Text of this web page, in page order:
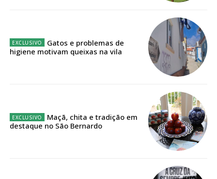
Sendo assinante terá acesso a todos os conteúdos exclusivos e versões
Escolha o plano de assinatura desejado:
IMPRESSA
32€
Gatos e problemas de
higiene motivam queixas na vila
Maçã, chita e tradição em
destaque no São Bernardo